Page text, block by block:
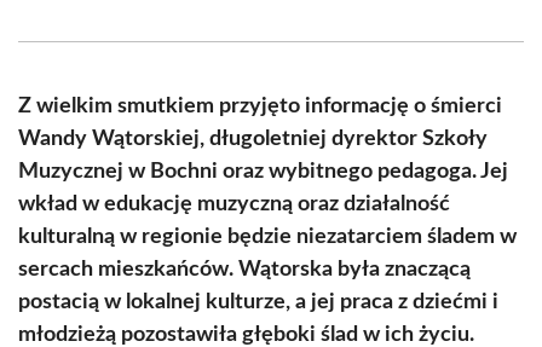
(Twitter)
Z wielkim smutkiem przyjęto informację o śmierci
Wandy Wątorskiej, długoletniej dyrektor Szkoły
Muzycznej w Bochni oraz wybitnego pedagoga. Jej
wkład w edukację muzyczną oraz działalność
kulturalną w regionie będzie niezatarciem śladem w
sercach mieszkańców. Wątorska była znaczącą
postacią w lokalnej kulturze, a jej praca z dziećmi i
młodzieżą pozostawiła głęboki ślad w ich życiu.